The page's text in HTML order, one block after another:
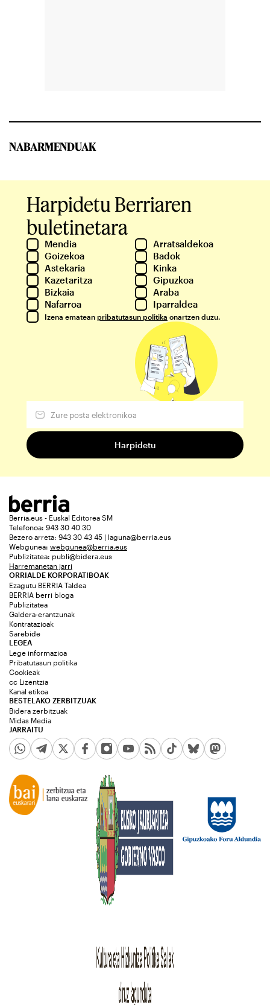
NABARMENDUAK
Harpidetu Berriaren
buletinetara
Mendia
Arratsaldekoa
Goizekoa
Badok
Astekaria
Kinka
Kazetaritza
Gipuzkoa
Bizkaia
Araba
Nafarroa
Iparraldea
Izena ematean pribatutasun politika onartzen duzu.
Berria.eus - Euskal Editorea SM
Telefonoa: 943 30 40 30
Bezero arreta: 943 30 43 45 | laguna@berria.eus
Webgunea: webgunea@berria.eus
Publizitatea: publi@bidera.eus
Harremanetan jarri
ORRIALDE KORPORATIBOAK
Ezagutu BERRIA Taldea
BERRIA berri bloga
Publizitatea
Galdera-erantzunak
Kontratazioak
Sarebide
JARRAITU
LEGEA
Lege informazioa
Pribatutasun politika
Cookieak
cc Lizentzia
Kanal etikoa
BESTELAKO ZERBITZUAK
Bidera zerbitzuak
Midas Media